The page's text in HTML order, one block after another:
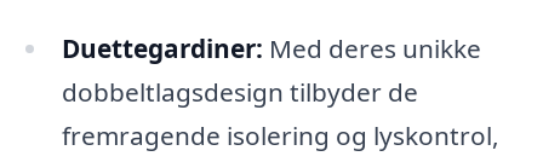
Duettegardiner: Med deres unikke
dobbeltlagsdesign tilbyder de
fremragende isolering og lyskontrol,